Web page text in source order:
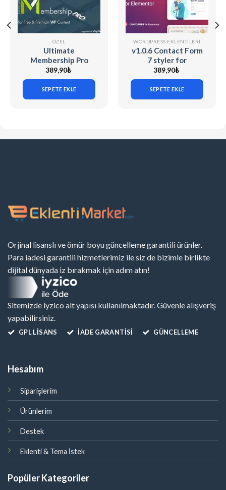
ÖZEL
Ultimate
Membership Pro
v13.7.1
389,90₺
SEPETE EKLE
WORDPRESS EKLENTILERI
v1.0.6 Contact Form
7 styler for
Elementor –
Conformer
389,90₺
SEPETE EKLE
Orjinal lisanslı ve ömür boyu güncelleme garantili ürünler.
Para iadesi garantili hizmetlerimiz ile siz de bizimle birlikte
dijital dünyada iz bırakmak için adım atın!
Sitemizde iyzico alt yapısı kullanılmaktadır. Güvenle alışveriş
yapabilirsiniz.
GPL LISANS İADE GARANTİSİ GÜNCELLEME
Hesabım
Siparişlerim
Ürünlerim
Destek
Eklenti & Tema İstek
Popüler Kategoriler